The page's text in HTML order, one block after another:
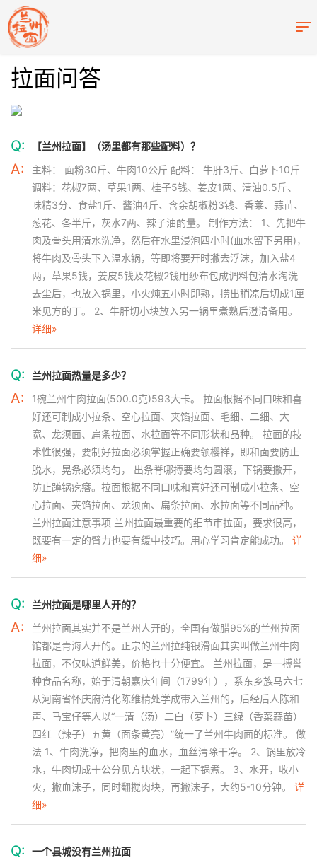
拉面问答
Q: 【兰州拉面】（汤里都有那些配料）？
A:
主料： 面粉30斤、牛肉10公斤 配料： 牛肝3斤、白萝卜10斤
调料：花椒7两、草果1两、桂子5钱、姜皮1两、清油0.5斤、
味精3分、食盐1斤、酱油4斤、含余胡椒粉3钱、香莱、蒜苗、
葱花、各半斤，灰水7两、辣子油酌量。 制作方法： 1、先把牛
肉及骨头用清水洗净，然后在水里浸泡四小时(血水留下另用)，
将牛肉及骨头下入温水锅，等即将要开时撇去浮沫，加入盐4
两，草果5钱，姜皮5钱及花椒2钱用纱布包成调料包清水淘洗
去尘后，也放入锅里，小火炖五小时即熟，捞出稍凉后切成1厘
米见方的丁。 2、牛肝切小块放入另一锅里煮熟后澄清备用。
详细»
Q: 兰州拉面热量是多少？
A:
1碗兰州牛肉拉面(500.0克)593大卡。 拉面根据不同口味和喜
好还可制成小拉条、空心拉面、夹馅拉面、毛细、二细、大
宽、龙须面、扁条拉面、水拉面等不同形状和品种。 拉面的技
术性很强，要制好拉面必须掌握正确要领樱祥，即和面要防止
脱水，晃条必须均匀， 出条脊哪搏要均匀圆滚，下锅要撒开，
防止蹲锅疙瘩。拉面根据不同口味和喜好还可制成小拉条、空
心拉面、夹馅拉面、龙须面、扁条拉面、水拉面等不同品种。
兰州拉面注意事项 兰州拉面最重要的细节市拉面，要求很高，
既要有一定的臂力也要有缓中技巧。用心学习肯定能成功。 详
细»
Q: 兰州拉面是哪里人开的？
A:
兰州拉面其实并不是兰州人开的，全国有做腊95%的兰州拉面
馆都是青海人开的。正宗的兰州拉纯银滑面其实叫做兰州牛肉
拉面，不仅味道鲜美，价格也十分便宜。 兰州拉面，是一搏誉
种食品名称，始于清朝嘉庆年间（1799年），系东乡族马六七
从河南省怀庆府清化陈维精处学成带入兰州的，后经后人陈和
声、马宝仔等人以“一清（汤）二白（萝卜）三绿（香菜蒜苗）
四红（辣子）五黄（面条黄亮）”统一了兰州牛肉面的标准。 做
法 1、牛肉洗净，把肉里的血水，血丝清除干净。 2、锅里放冷
水，牛肉切成十公分见方块状，一起下锅煮。 3、水开，收小
火，撇血沫子，同时翻搅肉块，再撇沫子，大约5-10分钟。 详
细»
Q: 一个县城没有兰州拉面